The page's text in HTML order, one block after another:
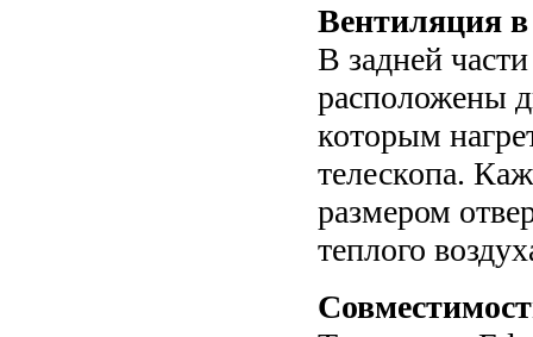
Вентиляция в
В задней
расположены
которым
телескопа.
размером
теплого